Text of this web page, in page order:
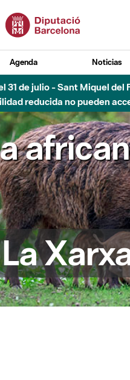
Agenda Noticias
31 de julio - Sant Miquel
reducida no pueden
La